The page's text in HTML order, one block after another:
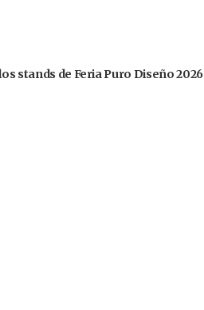
stands de Feria Puro Diseño 2026